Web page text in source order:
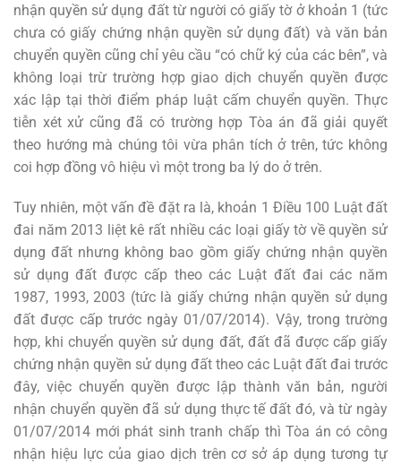
nhận quyền sử dụng đất từ người có giấy tờ ở khoản 1 (tức
chưa có giấy chứng nhận quyền sử dụng đất) và văn bản
chuyển quyền cũng chỉ yêu cầu “có chữ ký của các bên”, và
không loại trừ trường hợp giao dịch chuyển quyền được
xác lập tại thời điểm pháp luật cấm chuyển quyền. Thực
tiễn xét xử cũng đã có trường hợp Tòa án đã giải quyết
theo hướng mà chúng tôi vừa phân tích ở trên, tức không
coi hợp đồng vô hiệu vì một trong ba lý do ở trên.
Tuy nhiên, một vấn đề đặt ra là, khoản 1 Điều 100 Luật đất
đai năm 2013 liệt kê rất nhiều các loại giấy tờ về quyền sử
dụng đất nhưng không bao gồm giấy chứng nhận quyền
sử dụng đất được cấp theo các Luật đất đai các năm
1987, 1993, 2003 (tức là giấy chứng nhận quyền sử dụng
đất được cấp trước ngày 01/07/2014). Vậy, trong trường
hợp, khi chuyển quyền sử dụng đất, đất đã được cấp giấy
chứng nhận quyền sử dụng đất theo các Luật đất đai trước
đây, việc chuyển quyền được lập thành văn bản, người
nhận chuyển quyền đã sử dụng thực tế đất đó, và từ ngày
01/07/2014 mới phát sinh tranh chấp thì Tòa án có công
nhận hiệu lực của giao dịch trên cơ sở áp dụng tương tự